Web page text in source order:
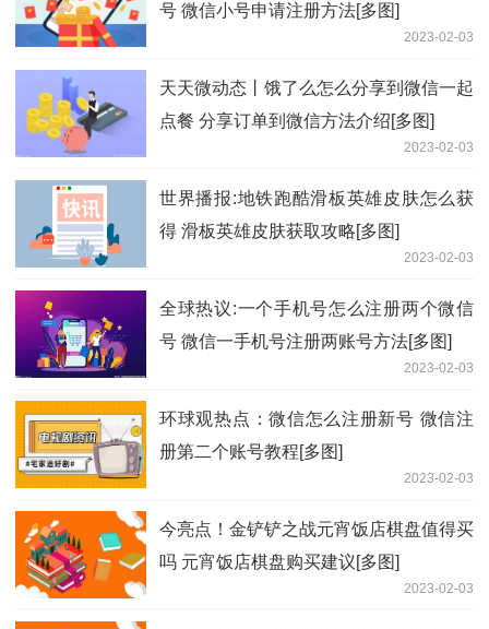
号 微信小号申请注册方法[多图]
2023-02-03
天天微动态丨饿了么怎么分享到微信一起
点餐 分享订单到微信方法介绍[多图]
2023-02-03
世界播报:地铁跑酷滑板英雄皮肤怎么获
得 滑板英雄皮肤获取攻略[多图]
2023-02-03
全球热议:一个手机号怎么注册两个微信
号 微信一手机号注册两账号方法[多图]
2023-02-03
环球观热点：微信怎么注册新号 微信注
册第二个账号教程[多图]
2023-02-03
今亮点！金铲铲之战元宵饭店棋盘值得买
吗 元宵饭店棋盘购买建议[多图]
2023-02-03